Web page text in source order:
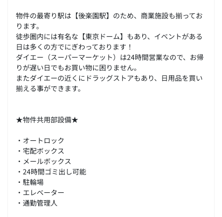
物件の最寄り駅は【後楽園駅】のため、商業施設も揃ってお
ります。
徒歩圏内には有名な【東京ドーム】もあり、イベントがある
日は多くの方でにぎわっております！
ダイエー（スーパーマーケット）は24時間営業なので、お帰
りが遅い日でもお買い物に困りません。
またダイエーの近くにドラッグストアもあり、日用品を買い
揃える事ができます。
★物件共用部設備★
・オートロック
・宅配ボックス
・メールボックス
・24時間ゴミ出し可能
・駐輪場
・エレベーター
・通勤管理人